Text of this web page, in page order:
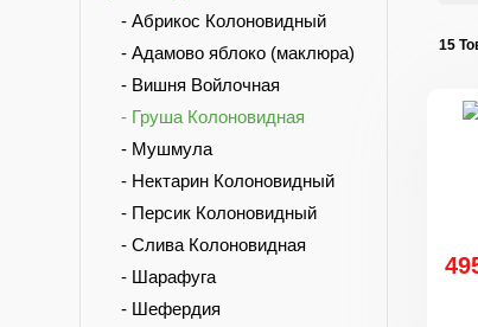
- Абрикос Колоновидный
- Адамово яблоко (маклюра)
- Вишня Войлочная
- Груша Колоновидная
- Мушмула
- Нектарин Колоновидный
- Персик Колоновидный
- Слива Колоновидная
- Шарафуга
- Шефердия
15